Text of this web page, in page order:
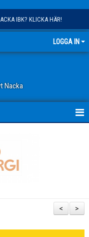
IBK? KLICKA HÄR!
LOGGA IN
Nacka
>
<